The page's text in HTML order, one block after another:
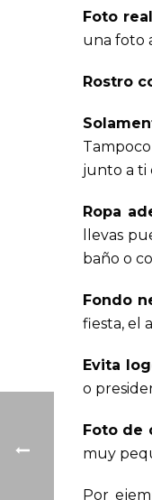
Foto
una foto
Rostro
junto a ti
Ropa
llevas
baño o
Fondo
fiesta, el
Evita
o
Foto de
muy
Por